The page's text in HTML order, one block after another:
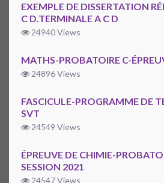
EXEMPLE DE DISSERTATION
C D.TERMINALE A C D
24940 Views
MATHS-PROBATOIRE C-
24896 Views
FASCICULE-PROGRAMME DE
SVT
24549 Views
ÉPREUVE DE CHIMIE-
SESSION 2021
24547 Views